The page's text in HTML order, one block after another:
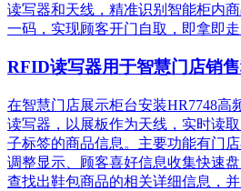
读写器和天线，精准识别​智能柜内
一码，实现顾客开门自取，即拿即走
RFID读写器用于智慧门店销
在智慧门店展示柜台安装HR7748高
读写器，以展板作为天线，实时读
子标签的商品信息。主要功能有门
调整显示、顾客喜好信息收集快速
查找出鞋包商品的相关详细信息，